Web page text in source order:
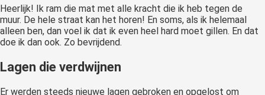
Heerlijk! Ik ram die mat met alle kracht die ik heb tegen de
muur. De hele straat kan het horen! En soms, als ik helemaal
alleen ben, dan voel ik dat ik even heel hard moet gillen. En dat
doe ik dan ook. Zo bevrijdend.
Lagen die verdwijnen
Er werden steeds nieuwe lagen gebroken en opgelost om